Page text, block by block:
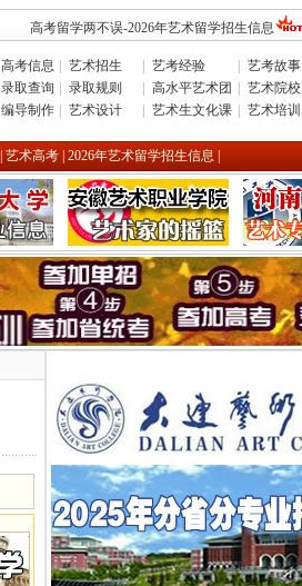
高考留学两不误-2026年艺术留学招生信息
高考信息 艺术招生 艺考经验 艺考故事
录取查询 录取规则 高水平艺术团 艺术院校
编导制作 艺术设计 艺术生文化课 艺术培训
艺术高考 2026年艺术留学招生信息